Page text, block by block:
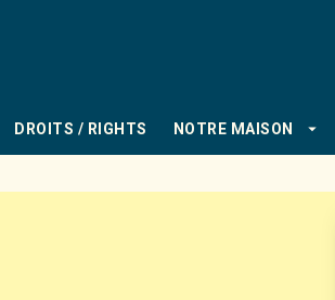
DROITS / RIGHTS NOTRE MAISON arrow_drop_down